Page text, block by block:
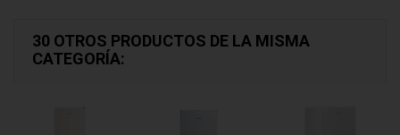
30 OTROS PRODUCTOS DE LA MISMA
CATEGORÍA: